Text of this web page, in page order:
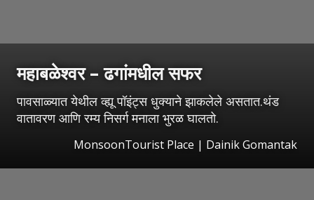
महाबळेश्वर – ढगांमधील सफर
पावसाळ्यात येथील व्ह्यू पॉइंट्स धुक्याने झाकलेले असतात.थंड
वातावरण आणि रम्य निसर्ग मनाला भुरळ घालतो.
MonsoonTourist Place | Dainik Gomantak